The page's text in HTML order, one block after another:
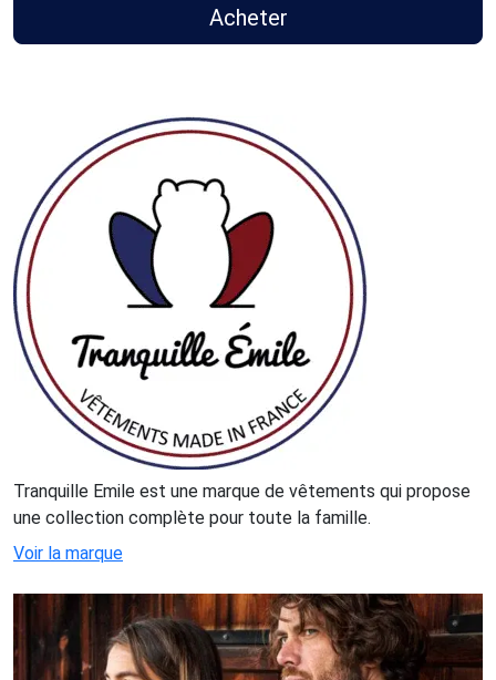
Acheter
Tranquille Emile est une marque de vêtements qui propose
une collection complète pour toute la famille.
Voir la marque